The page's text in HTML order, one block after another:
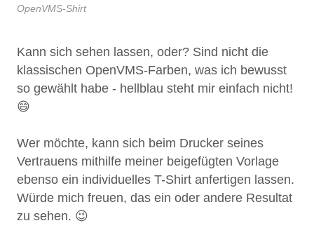
OpenVMS-Shirt
Kann sich sehen lassen, oder? Sind nicht die
klassischen OpenVMS-Farben, was ich bewusst
so gewählt habe - hellblau steht mir einfach nicht!
😄
Wer möchte, kann sich beim Drucker seines
Vertrauens mithilfe meiner beigefügten Vorlage
ebenso ein individuelles T-Shirt anfertigen lassen.
Würde mich freuen, das ein oder andere Resultat
zu sehen. 😉